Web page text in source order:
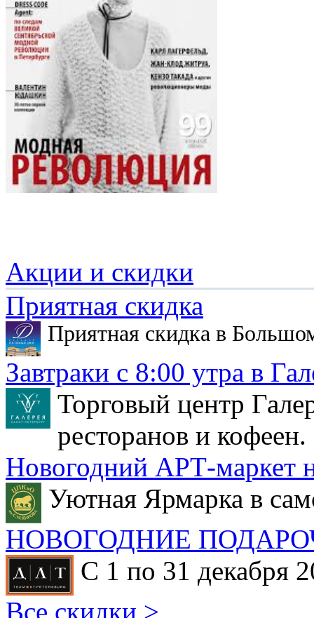
Акции и скидки
Приятная скидка
Приятная скидка в
Завтраки с 8:00 утра в
Торговый центр
ресторанов и кофеен.
Новогодний АРТ-маркет
Уютная Ярмарка в
НОВОГОДНИЕ
С 1 по 31 декабря
Все скидки >